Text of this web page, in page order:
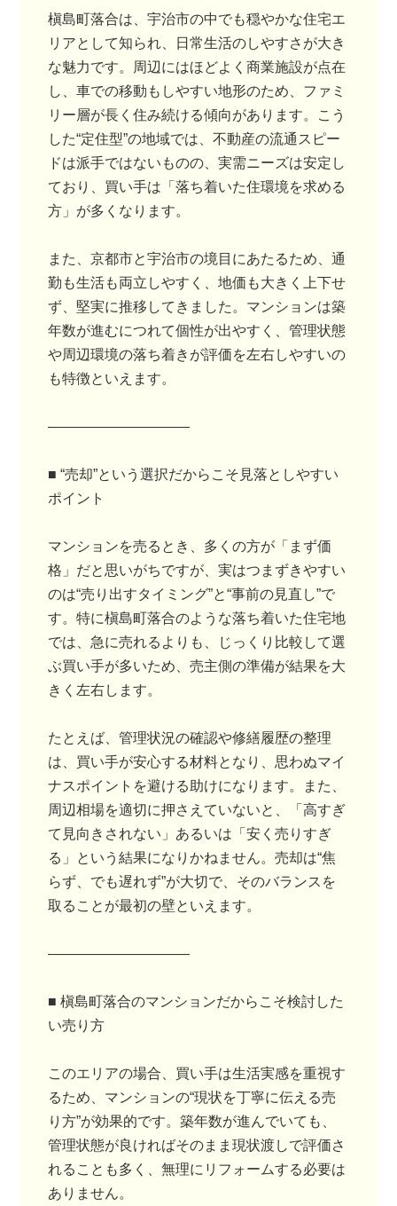
槇島町落合は、宇治市の中でも穏やかな住宅エ
リアとして知られ、日常生活のしやすさが大き
な魅力です。周辺にはほどよく商業施設が点在
し、車での移動もしやすい地形のため、ファミ
リー層が長く住み続ける傾向があります。こう
した“定住型”の地域では、不動産の流通スピー
ドは派手ではないものの、実需ニーズは安定し
ており、買い手は「落ち着いた住環境を求める
方」が多くなります。
また、京都市と宇治市の境目にあたるため、通
勤も生活も両立しやすく、地価も大きく上下せ
ず、堅実に推移してきました。マンションは築
年数が進むにつれて個性が出やすく、管理状態
や周辺環境の落ち着きが評価を左右しやすいの
も特徴といえます。
――――――――――
■ “売却”という選択だからこそ見落としやすい
ポイント
マンションを売るとき、多くの方が「まず価
格」だと思いがちですが、実はつまずきやすい
のは“売り出すタイミング”と“事前の見直し”で
す。特に槇島町落合のような落ち着いた住宅地
では、急に売れるよりも、じっくり比較して選
ぶ買い手が多いため、売主側の準備が結果を大
きく左右します。
たとえば、管理状況の確認や修繕履歴の整理
は、買い手が安心する材料となり、思わぬマイ
ナスポイントを避ける助けになります。また、
周辺相場を適切に押さえていないと、「高すぎ
て見向きされない」あるいは「安く売りすぎ
る」という結果になりかねません。売却は“焦
らず、でも遅れず”が大切で、そのバランスを
取ることが最初の壁といえます。
――――――――――
■ 槇島町落合のマンションだからこそ検討した
い売り方
このエリアの場合、買い手は生活実感を重視す
るため、マンションの“現状を丁寧に伝える売
り方”が効果的です。築年数が進んでいても、
管理状態が良ければそのまま現状渡しで評価さ
れることも多く、無理にリフォームする必要は
ありません。